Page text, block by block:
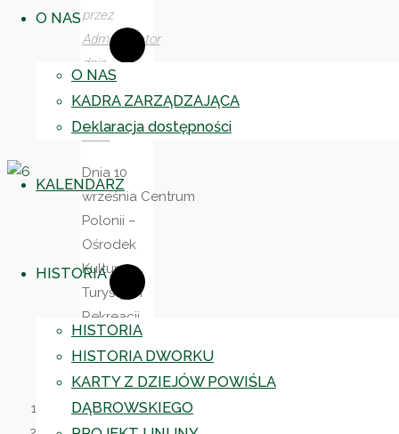
O NAS
O NAS
KADRA ZARZĄDZAJĄCA
Deklaracja dostępności
KALENDARZ
HISTORIA
HISTORIA
HISTORIA DWORKU
KARTY Z DZIEJÓW POWIŚLA
DĄBROWSKIEGO
przez
Administrator
dnia
12.09.2012
14.09.2023
2012
Dnia 10
września Centrum
Polonii –
Ośrodek
Kultury,
Turystyki i
Rekreacji
w Brniu
gościł
dziennikarzy
uczestniczących